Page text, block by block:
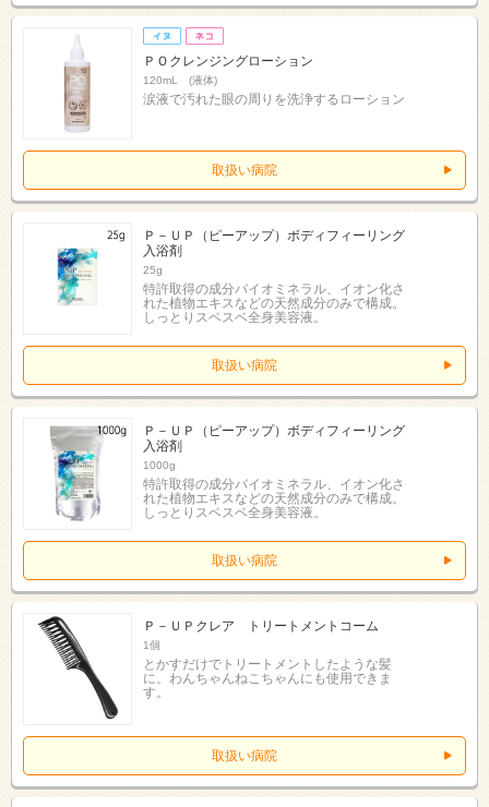
ＰＯクレンジングローション
120mL (液体)
涙液で汚れた眼の周りを洗浄するローション
取扱い病院
Ｐ－ＵＰ（ピーアップ）ボディフィーリング
入浴剤
25g
特許取得の成分バイオミネラル、イオン化さ
れた植物エキスなどの天然成分のみで構成。
しっとりスベスベ全身美容液。
取扱い病院
Ｐ－ＵＰ（ピーアップ）ボディフィーリング
入浴剤
1000g
特許取得の成分バイオミネラル、イオン化さ
れた植物エキスなどの天然成分のみで構成。
しっとりスベスベ全身美容液。
取扱い病院
Ｐ－ＵＰクレア トリートメントコーム
1個
とかすだけでトリートメントしたような髪
に。わんちゃんねこちゃんにも使用できま
す。
取扱い病院